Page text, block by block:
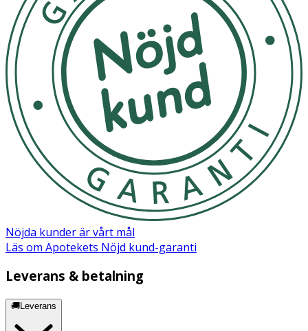
Ammonium Acryloyldimethyltaurate/VP Copolymer,
Butyrospermum Parkii (Shea) Butter, Decyl Cocoate, Aloe
Barbadensis Leaf Juice Powder, Ascorbyl Palmitate,
Caprylyl Glycol, Citric Acid, Distarch Phosphate, Glycine
Soja (Soybean) Oil, Helianthus Annuus (Sunflower) Seed
Oil, Lecithin, Panthenol, Phenylpropanol, Rosmarinus
Officinalis (Rosemary) Leaf Extract, Sodium Gluceptate,
Tocopherol, Benzyl Alcohol, Sodium Benzoate, Carvone,
Citral, Geraniol, Geranyl Acetate, Hexyl Cinnamal,
Limonene, Linalool, Linalyl Acetate, Pinene,
Parfum/Fragrance, Lactic Acid, Sodium Citrate
Nöjda kunder är vårt mål
Läs om Apotekets Nöjd kund-garanti
Leverans & betalning
🚚Leverans